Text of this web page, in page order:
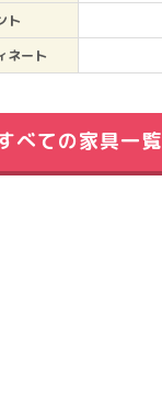
ト
ネート
べての家具一覧